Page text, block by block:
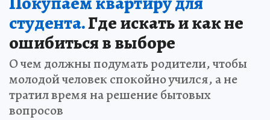
студента.Где искать и как не
ошибиться в выборе
О чем должны подумать родители, чтобы
молодой человек спокойно учился, а не
тратил время на решение бытовых
вопросов